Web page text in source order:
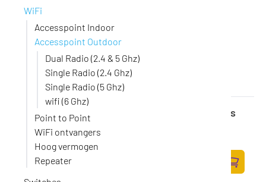
WiFi
Accesspoint Indoor
Accesspoint Outdoor
Dual Radio (2.4 & 5 Ghz)
Single Radio (2.4 Ghz)
Single Radio (5 Ghz)
wifi (6 Ghz)
Point to Point
WiFi ontvangers
Hoog vermogen
Repeater
TP-Link TP-LINK Festa F52-Outdoor - Access
Point
Op voorraad NETT0157
96,-
79,34 excl. BTW
Zum